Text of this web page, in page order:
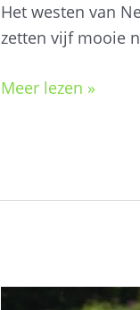
Het westen van
zetten vijf mooie
Meer lezen »
Wisenten